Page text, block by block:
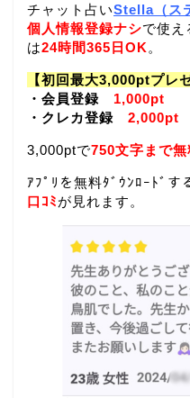
チャット占いStella（ス
個人情報登録ナシで使え
は24時間365日OK 。
【初回最大3,000ptプレ
・会員登録 1,000pt
・クレカ登録 2,000pt
3,000ptで750文字まで
ｱﾌﾟﾘを無料ﾀﾞｳﾝﾛｰﾄﾞす
口ｺﾐが見れます。